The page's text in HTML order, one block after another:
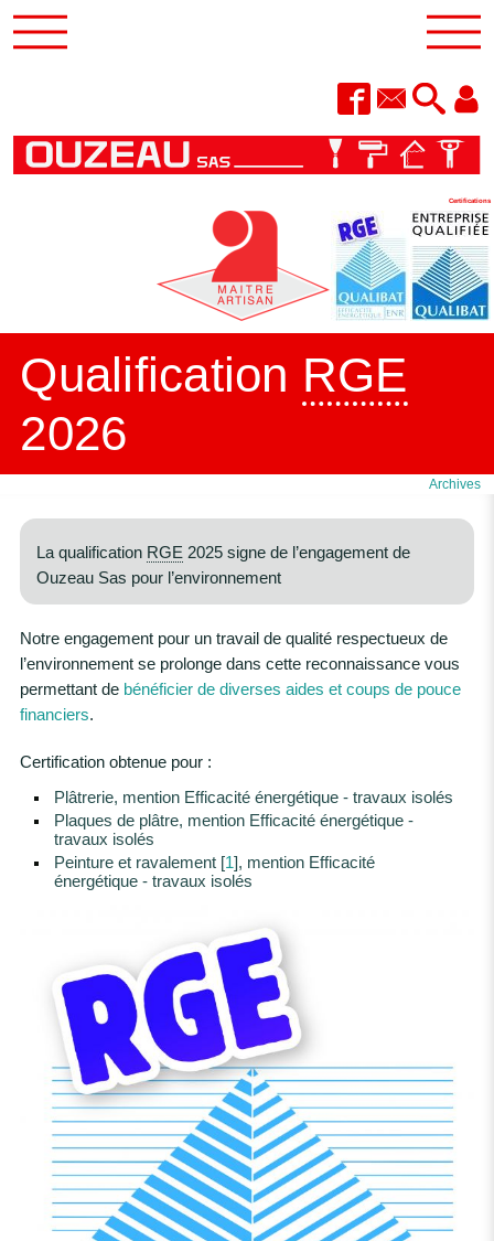
Certifications
Qualification RGE
2026
Archives
La qualification RGE 2025 signe de l’engagement de
Ouzeau Sas pour l’environnement
Notre engagement pour un travail de qualité respectueux de
l’environnement se prolonge dans cette reconnaissance vous
permettant de bénéficier de diverses aides et coups de pouce
financiers.
Certification obtenue pour :
Plâtrerie, mention Efficacité énergétique - travaux isolés
Plaques de plâtre, mention Efficacité énergétique -
travaux isolés
Peinture et ravalement [1], mention Efficacité
énergétique - travaux isolés